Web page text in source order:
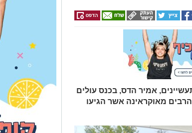
אמיר הדס, בכנס עולים
מאוקראינה אשר הגיעו